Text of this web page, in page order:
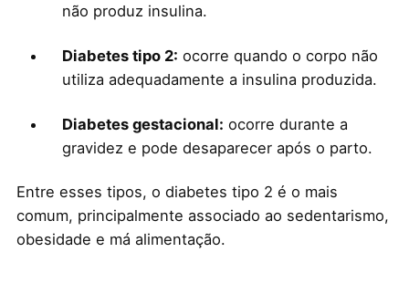
não produz insulina.
Diabetes tipo 2: ocorre quando o corpo não
utiliza adequadamente a insulina produzida.
Diabetes gestacional: ocorre durante a
gravidez e pode desaparecer após o parto.
Entre esses tipos, o diabetes tipo 2 é o mais
comum, principalmente associado ao sedentarismo,
obesidade e má alimentação.